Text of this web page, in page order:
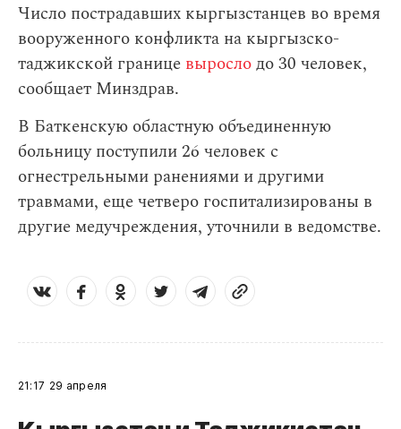
Число пострадавших кыргызстанцев во время
вооруженного конфликта на кыргызско-
таджикской границе вырослодо 30 человек,
сообщает Минздрав.
В Баткенскую областную объединенную
больницу поступили 26 человек с
огнестрельными ранениями и другими
травмами, еще четверо госпитализированы в
другие медучреждения, уточнили в ведомстве.
21:17 29 апреля